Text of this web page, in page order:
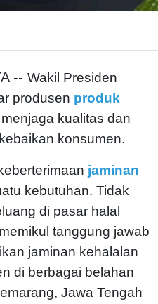
-- Wakil Presiden
produsen produk
kualitas dan
konsumen.
jaminan
kebutuhan. Tidak
di pasar halal
tanggung jawab
jaminan kehalalan
di berbagai belahan
Jawa Tengah